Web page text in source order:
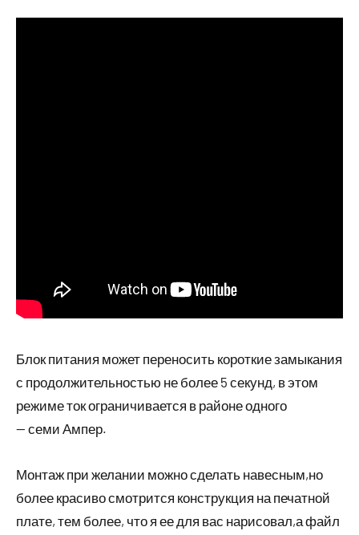
Блок питания может переносить короткие замыкания
с продолжительностью не более 5 секунд, в этом
режиме ток ограничивается в районе одного
— семи Ампер.
Монтаж при желании можно сделать навесным,но
более красиво смотрится конструкция на печатной
плате, тем более, что я ее для вас нарисовал,а файл